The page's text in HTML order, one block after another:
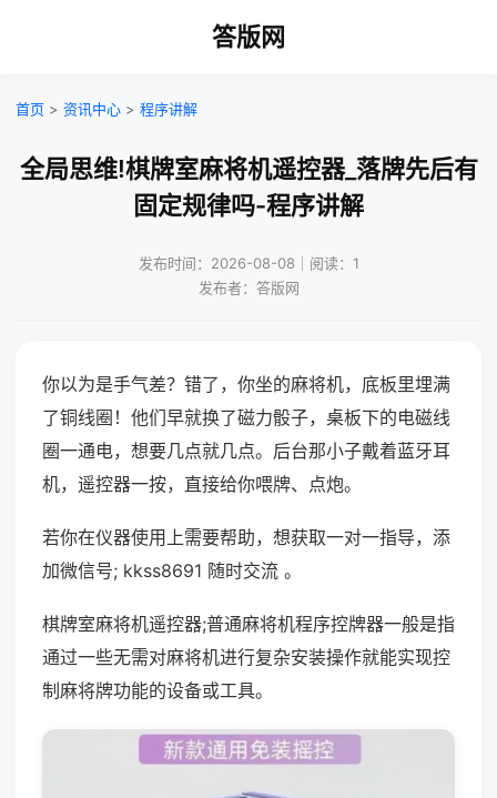
答版网
首页 > 资讯中心 > 程序讲解
全局思维!棋牌室麻将机遥控器_落牌先后有
固定规律吗-程序讲解
发布时间：2026-08-08｜阅读：1
发布者：答版网
你以为是手气差？错了，你坐的麻将机，底板里埋满
了铜线圈！他们早就换了磁力骰子，桌板下的电磁线
圈一通电，想要几点就几点。后台那小子戴着蓝牙耳
机，遥控器一按，直接给你喂牌、点炮。
若你在仪器使用上需要帮助，想获取一对一指导，添
加微信号; kkss8691 随时交流 。
棋牌室麻将机遥控器;普通麻将机程序控牌器一般是指
通过一些无需对麻将机进行复杂安装操作就能实现控
制麻将牌功能的设备或工具。